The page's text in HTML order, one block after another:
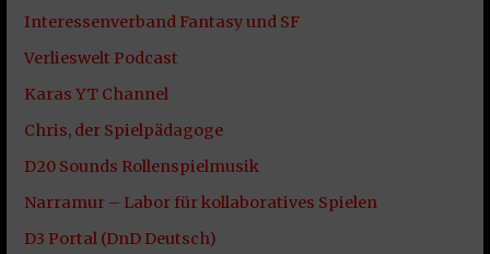
Interessenverband Fantasy und SF
Verlieswelt Podcast
Karas YT Channel
Chris, der Spielpädagoge
D20 Sounds Rollenspielmusik
Narramur – Labor für kollaboratives Spielen
D3 Portal (DnD Deutsch)